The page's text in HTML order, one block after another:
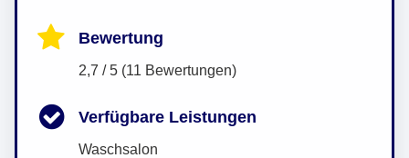
Bewertung
2,7 / 5 (11 Bewertungen)
Verfügbare Leistungen
Waschsalon